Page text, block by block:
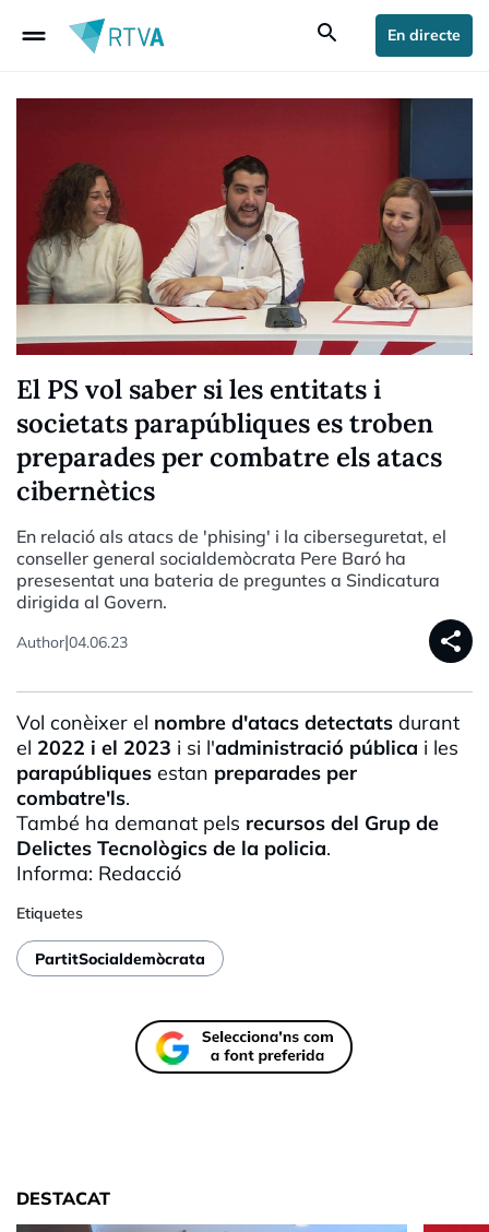
drag_handle search En directe
El PS vol saber si les entitats i
societats parapúbliques es troben
preparades per combatre els atacs
cibernètics
En relació als atacs de 'phising' i la ciberseguretat, el
conseller general socialdemòcrata Pere Baró ha
presesentat una bateria de preguntes a Sindicatura
dirigida al Govern.
Author|04.06.23 share
Vol conèixer el nombre d'atacs detectats durant
el 2022 i el 2023 i si l'administració pública i les
parapúbliques estan preparades per
combatre'ls.
També ha demanat pels recursos del Grup de
Delictes Tecnològics de la policia.
Informa: Redacció
Etiquetes
PartitSocialdemòcrata
DESTACAT